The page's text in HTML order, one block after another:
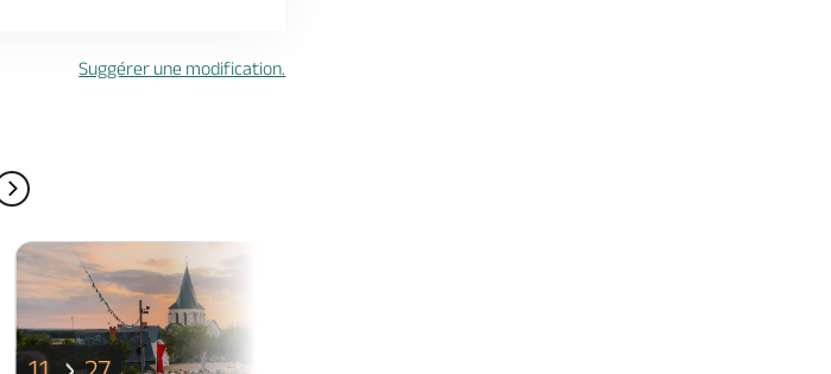
Suggérer une modification.